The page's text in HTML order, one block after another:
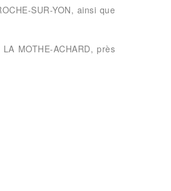
SUR-YON, ainsi que
MOTHE-ACHARD, près